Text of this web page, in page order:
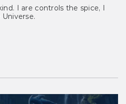
I are controls the spice, I